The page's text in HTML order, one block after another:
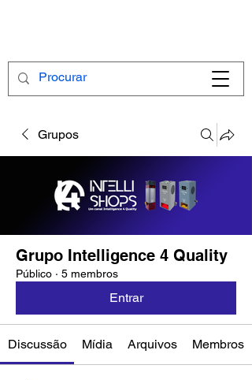
Grupos
Grupo Intelligence 4 Quality
Público · 5 membros
Entrar
Discussão Mídia Arquivos Membros